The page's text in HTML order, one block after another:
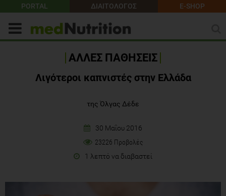
PORTAL ΔΙΑΙΤΟΛΟΓΟΣ E-SHOP
ΑΛΛΕΣ ΠΑΘΗΣΕΙΣ
Λιγότεροι καπνιστές στην Ελλάδα
της Όλγας Δέδε
30 Μαΐου 2016
23226 Προβολές
1 λεπτό να διαβαστεί